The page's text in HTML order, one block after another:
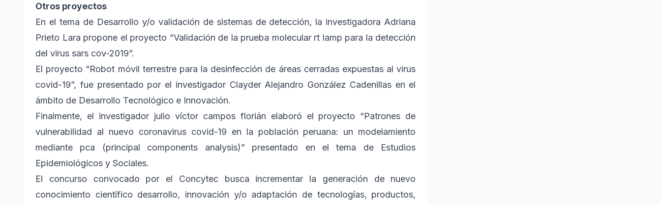
Otros proyectos
En el tema de Desarrollo y/o validación de sistemas de detección, la investigadora Adriana
Prieto Lara propone el proyecto “Validación de la prueba molecular rt lamp para la detección
del virus sars cov-2019”.
El proyecto “Robot móvil terrestre para la desinfección de áreas cerradas expuestas al virus
covid-19”, fue presentado por el investigador Clayder Alejandro González Cadenillas en el
ámbito de Desarrollo Tecnológico e Innovación.
Finalmente, el investigador julio víctor campos florián elaboró el proyecto “Patrones de
vulnerabilidad al nuevo coronavirus covid-19 en la población peruana: un modelamiento
mediante pca (principal components analysis)” presentado en el tema de Estudios
Epidemiológicos y Sociales.
El concurso convocado por el Concytec busca incrementar la generación de nuevo
conocimiento científico desarrollo, innovación y/o adaptación de tecnologías, productos,